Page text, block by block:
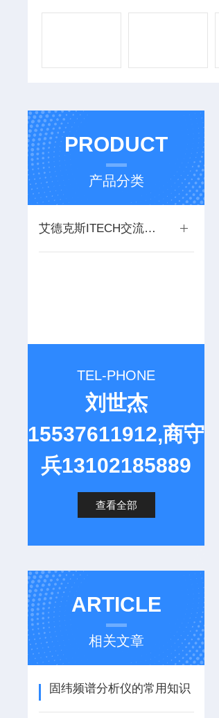
PRODUCT
产品分类
艾德克斯ITECH交流电源
TEL-PHONE
刘世杰
15537611912,商守
兵13102185889
查看全部
ARTICLE
相关文章
固纬频谱分析仪的常用知识